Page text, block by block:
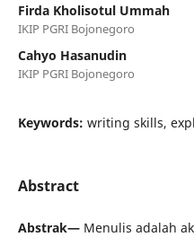
Firda Kholisotul Ummah
IKIP PGRI Bojonegoro
Cahyo Hasanudin
IKIP PGRI Bojonegoro
Keywords: writing skills,
Abstract
Abstrak—Menulis adalah